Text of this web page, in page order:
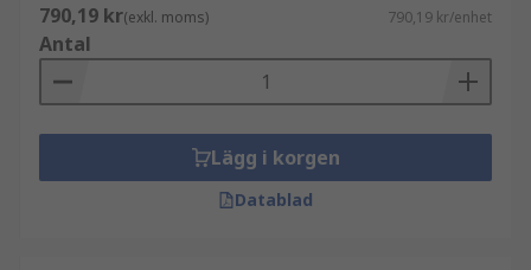
790,19 kr(exkl. moms) 790,19 kr/enhet
Antal
Lägg i korgen
Datablad